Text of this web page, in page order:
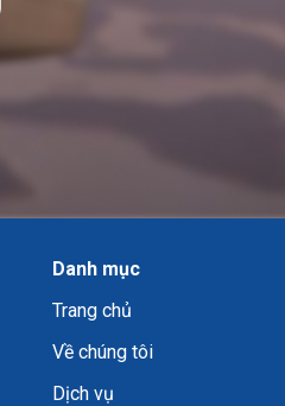
Danh mục
Trang chủ
Về chúng tôi
Dịch vụ